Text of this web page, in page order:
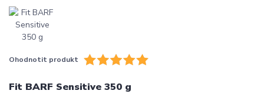
Ohodnotit produkt
Fit BARF Sensitive 350 g